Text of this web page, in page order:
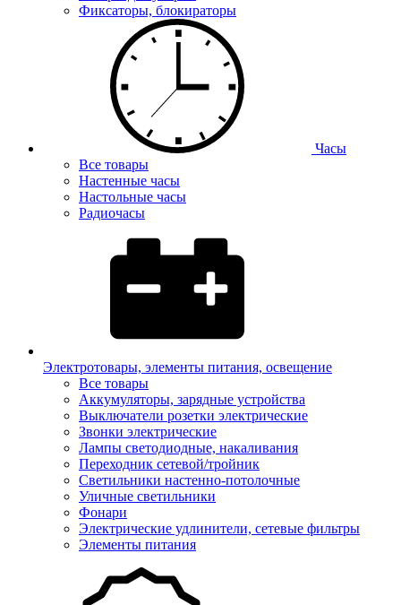
Фиксаторы, блокираторы
Часы
Все товары
Настенные часы
Настольные часы
Радиочасы
Электротовары, элементы питания, освещение
Все товары
Аккумуляторы, зарядные устройства
Выключатели розетки электрические
Звонки электрические
Лампы светодиодные, накаливания
Переходник сетевой/тройник
Светильники настенно-потолочные
Уличные светильники
Фонари
Электрические удлинители, сетевые фильтры
Элементы питания